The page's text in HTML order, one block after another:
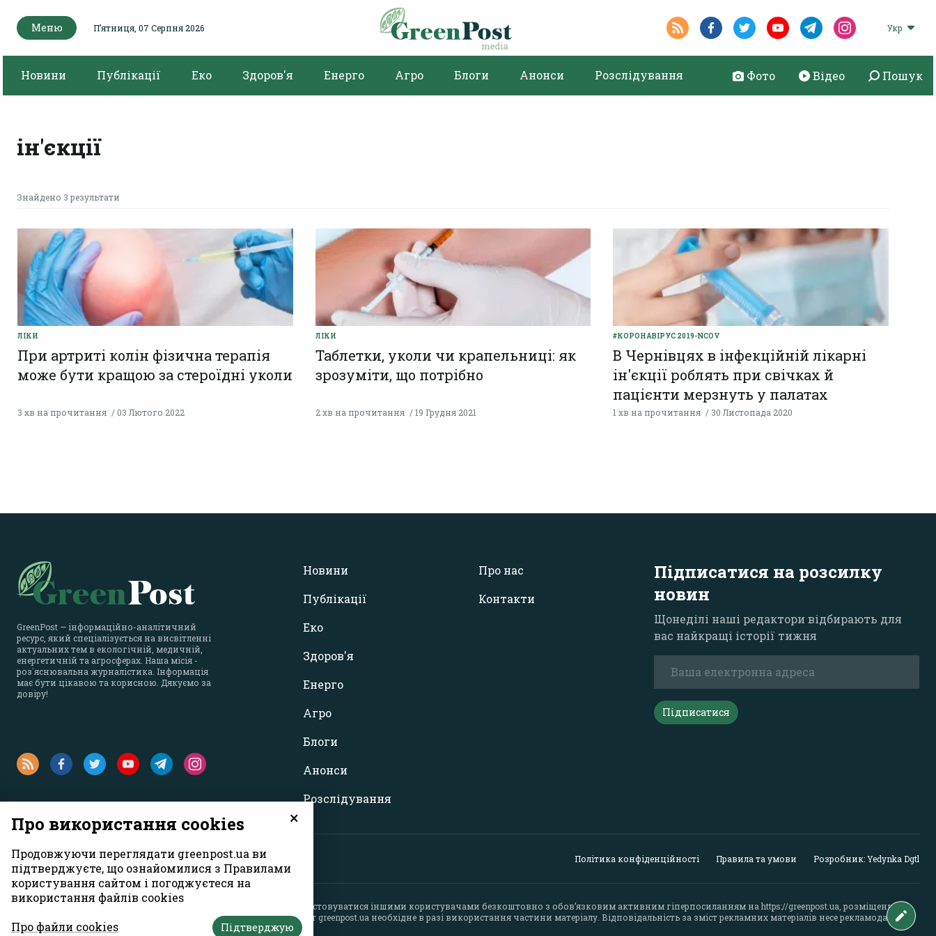
Меню Пʼятниця, 07 Серпня 2026 Укр
Новини Публікації Еко Здоров'я Енерго Агро Блоги Анонси Розслідування Фото Відео Пошук
ін'єкції
Знайдено 3 результати
ЛІКИ
При артриті колін фізична терапія
може бути кращою за стероїдні уколи
3 хв на прочитання 03 Лютого 2022
ЛІКИ
Таблетки, уколи чи крапельниці: як
зрозуміти, що потрібно
2 хв на прочитання 19 Грудня 2021
#КОРОНАВІРУС 2019-NCOV
В Чернівцях в інфекційній лікарні
ін'єкції роблять при свічках й
пацієнти мерзнуть у палатах
1 хв на прочитання 30 Листопада 2020
GreenPost — інформаційно-аналітичний
ресурс, який спеціалізується на висвітленні
актуальних тем в екологічній, медичній,
енергетичній та агросферах. Наша місія -
роз`яснювальна журналістика. Інформація
має бути цікавою та корисною. Дякуємо за
довіру!
Новини
Публікації
Еко
Здоров'я
Енерго
Агро
Блоги
Анонси
Розслідування
Про нас
Контакти
Підписатися на розсилку
новин
Щонеділі наші редактори відбирають для
вас найкращі історії тижня
Підписатися
Політика конфіденційності Правила та умови Розробник: Yedynka Dgtl
Усі права захищені. Матеріали із сайту можуть використовуватися іншими користувачами безкоштовно з обов’язковим активним гіперпосиланням на https://greenpost.ua , розміщеним у
першому абзаці матеріалу. Також активне гіперпосилання на сайтgreenpost.ua необхідне в разі використання частини матеріалу. Відповідальність за зміст рекламних матеріалів несе рекламодавець.
Думка авторів матеріалів може не збігатися з позицією редакції.
×
Про використання cookies
Продовжуючи переглядати greenpost.ua ви
підтверджуєте, що ознайомилися з Правилами
користування сайтом і погоджуєтеся на
використання файлів cookies
Про файли cookies
Підтверджую